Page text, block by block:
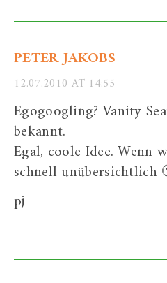
PETER JAKOBS
12.07.2010 AT 14:55
Egogoogling? Vanity
bekannt.
Egal, coole Idee. Wenn
schnell unübersichtlich
pj